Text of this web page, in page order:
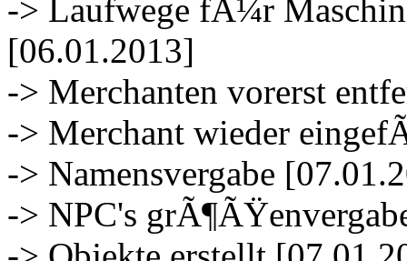
-> Laufwege fÃ¼r
[06.01.2013]
-> Merchanten vorerst
-> Merchant wieder
-> Namensvergabe
-> NPC's